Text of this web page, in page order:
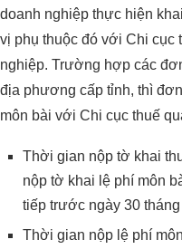
doanh nghiệp thực hiện
vị phụ thuộc đó với Chi cục
nghiệp. Trường hợp các
địa phương cấp tỉnh, thì
môn bài với Chi cục thuế
Thời gian nộp tờ khai
nộp tờ khai lệ phí môn
tiếp trước ngày 30
Thời gian nộp lệ phí